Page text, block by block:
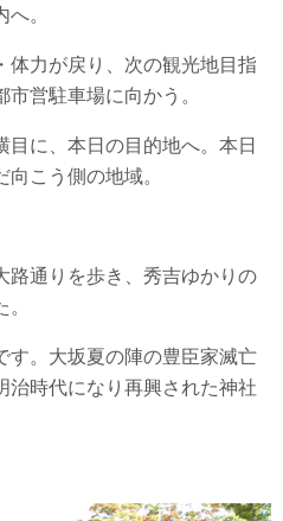
。
体力が戻り、次の観光地目指
営駐車場に向かう。
に、本日の目的地へ。本日
こう側の地域。
路通りを歩き、秀吉ゆかりの
す。大坂夏の陣の豊臣家滅亡
治時代になり再興された神社